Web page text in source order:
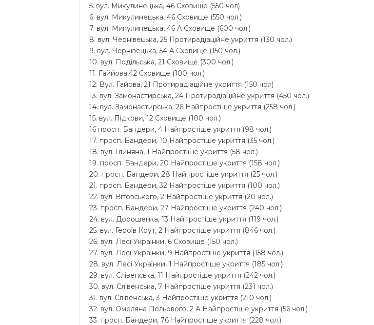
5. вул. Микулинецька, 46 Сховище (550 чол)
6. вул. Микулинецька, 46 Сховище (550 чол.)
7. вул. Микулинецька, 46 А Сховище (600 чол.)
8. вул. Чернівецька, 25 Протирадіаційне укриття (130 чол.)
9. вул. Чернівецька, 54 А Сховище (150 чол.)
10. вул. Подільська, 21 Сховище (300 чол.)
11. Гаййова,42 Сховище (100 чол.)
12. Вул. Гайова, 21 Протирадіаційне укриття (150 чол)
13. вул. Замонастирська, 24 Протирадіаційне укриття (450 чол.)
14. вул. Замонастирська, 26 Найпростіше укриття (258 чол.)
15. вул. Підкови, 12 Сховище (100 чол.)
16 просп. Бандери, 4 Найпростіше укриття (98 чол.)
17. просп. Бандери, 10 Найпростіше укриття (35 чол.)
18. вул. Глиняна, 1 Найпростіше укриття (58 чол.)
19. просп. Бандери, 20 Найпростіше укриття (158 чол.)
20. просп. Бандери, 28 Найпростіше укриття (25 чол.)
21. просп. Бандери, 32 Найпростіше укриття (100 чол.)
22. вул. Вітовського, 2 Найпростіше укриття (20 чол.)
23. просп. Бандери, 27 Найпростіше укриття (240 чол.)
24. вул. Дорошенка, 13 Найпростіше укриття (119 чол.)
25. вул. Героїв Крут, 2 Найпростіше укриття (846 чол.)
26. вул. Лесі Українки, 6 Сховище (150 чол.)
27. вул. Лесі Українки, 9 Найпростіше укриття (158 чол.)
28. вул. Лесі Українки, 1 Найпростіше укриття (185 чол.)
29. вул. Слівенська, 11 Найпростіше укриття (242 чол.)
30. вул. Слівенська, 7 Найпростіше укриття (231 чол.)
31. вул. Слівенська, 3 Найпростіше укриття (210 чол.)
32. вул. Омеляна Польового, 2 А Найпростіше укриття (56 чол.)
33. просп. Бандери, 76 Найпростіше укриття (228 чол.)